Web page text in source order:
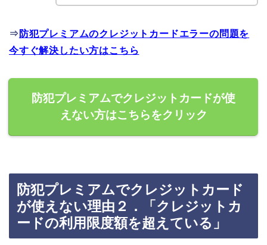
⇒ 防犯プレミアムのクレジットカードエラーの問題を
今すぐ解決したい方はこちら
防犯プレミアムでクレジットカードが使
えない方はこちらをクリック
防犯プレミアムでクレジットカード
が使えない理由２．「クレジットカ
ードの利用限度額を超えている」